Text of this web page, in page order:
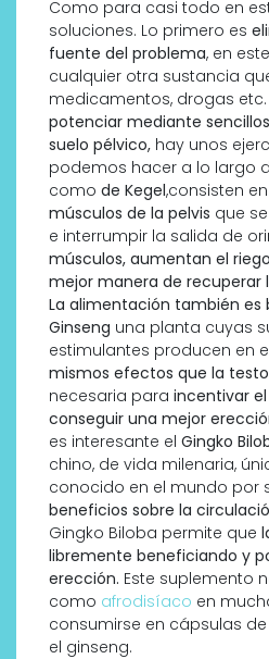
Como para casi todo en
soluciones. Lo primero es
fuente del problema, en
cualquier otra sustancia
medicamentos, drogas
potenciar mediante
suelo pélvico, hay unos
podemos hacer a lo largo
como de Kegel,consisten en
músculos de la pelvis que
e interrumpir la salida de
músculos, aumentan el
mejor manera de recuperar
La alimentación también es
Ginseng una planta cuyas
estimulantes producen en
mismos efectos que la
necesaria para incentivar
conseguir una mejor
es interesante el Gingko
chino, de vida milenaria,
conocido en el mundo por
beneficios sobre la
Gingko Biloba permite que
libremente beneficiando y
erección. Este suplemento
como afrodisíaco en
consumirse en cápsulas
el ginseng.